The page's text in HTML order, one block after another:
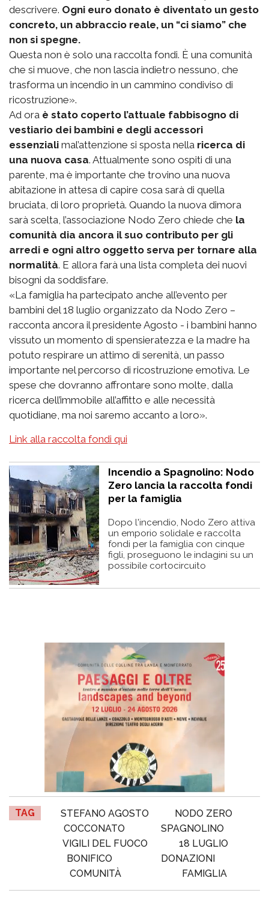
descrivere. Ogni euro donato è diventato un gesto
concreto, un abbraccio reale, un “ci siamo” che
non si spegne.
Questa non è solo una raccolta fondi. È una comunità
che si muove, che non lascia indietro nessuno, che
trasforma un incendio in un cammino condiviso di
ricostruzione».
Ad ora è stato coperto l’attuale fabbisogno di
vestiario dei bambini e degli accessori
essenziali mal’attenzione si sposta nella ricerca di
una nuova casa. Attualmente sono ospiti di una
parente, ma è importante che trovino una nuova
abitazione in attesa di capire cosa sarà di quella
bruciata, di loro proprietà. Quando la nuova dimora
sarà scelta, l’associazione Nodo Zero chiede che la
comunità dia ancora il suo contributo per gli
arredi e ogni altro oggetto serva per tornare alla
normalità. E allora farà una lista completa dei nuovi
bisogni da soddisfare.
«La famiglia ha partecipato anche all’evento per
bambini del 18 luglio organizzato da Nodo Zero –
racconta ancora il presidente Agosto - i bambini hanno
vissuto un momento di spensieratezza e la madre ha
potuto respirare un attimo di serenità, un passo
importante nel percorso di ricostruzione emotiva. Le
spese che dovranno affrontare sono molte, dalla
ricerca dell’immobile all’affitto e alle necessità
quotidiane, ma noi saremo accanto a loro».
Link alla raccolta fondi qui
Incendio a Spagnolino: Nodo
Zero lancia la raccolta fondi
per la famiglia
Dopo l'incendio, Nodo Zero attiva
un emporio solidale e raccolta
fondi per la famiglia con cinque
figli, proseguono le indagini su un
possibile cortocircuito
TAG STEFANO AGOSTO
NODO ZERO
COCCONATO
SPAGNOLINO
VIGILI DEL FUOCO
18 LUGLIO
BONIFICO
DONAZIONI
COMUNITÀ
FAMIGLIA